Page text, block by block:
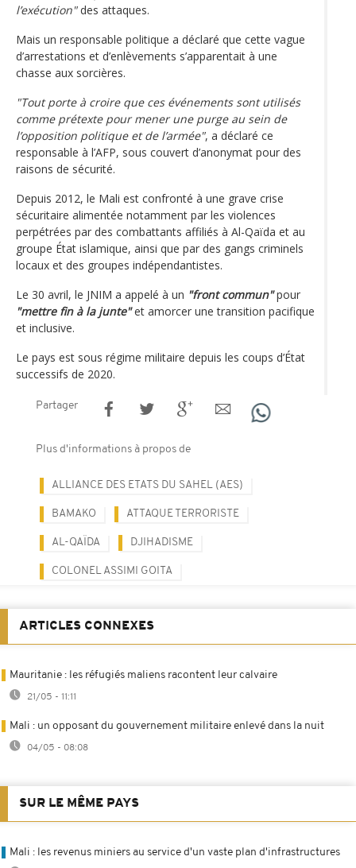
l’exécution"des attaques.
Mais un responsable politique a déclaré que cette vague
d’arrestations et d’enlèvements s’apparentait à une
chasse aux sorcières.
"Tout porte à croire que ces événements sont utilisés
comme prétexte pour mener une purge au sein de
l’opposition politique et de l’armée", a déclaré ce
responsable à l’AFP, sous couvert d’anonymat pour des
raisons de sécurité.
Depuis 2012, le Mali est confronté à une grave crise
sécuritaire alimentée notamment par les violences
perpétrées par des combattants affiliés à Al-Qaïda et au
groupe État islamique, ainsi que par des gangs criminels
locaux et des groupes indépendantistes.
Le 30 avril, le JNIM a appelé à un "front commun"pour
"mettre fin à la junte"et amorcer une transition pacifique
et inclusive.
Le pays est sous régime militaire depuis les coups d’État
successifs de 2020.
Partager
Plus d'informations à propos de
ALLIANCE DES ETATS DU SAHEL (AES)
BAMAKO ATTAQUE TERRORISTE
AL-QAÏDA DJIHADISME
COLONEL ASSIMI GOITA
ARTICLES CONNEXES
Mauritanie : les réfugiés maliens racontent leur calvaire
21/05 - 11:11
Mali : un opposant du gouvernement militaire enlevé dans la nuit
04/05 - 08:08
SUR LE MÊME PAYS
Mali : les revenus miniers au service d'un vaste plan d'infrastructures